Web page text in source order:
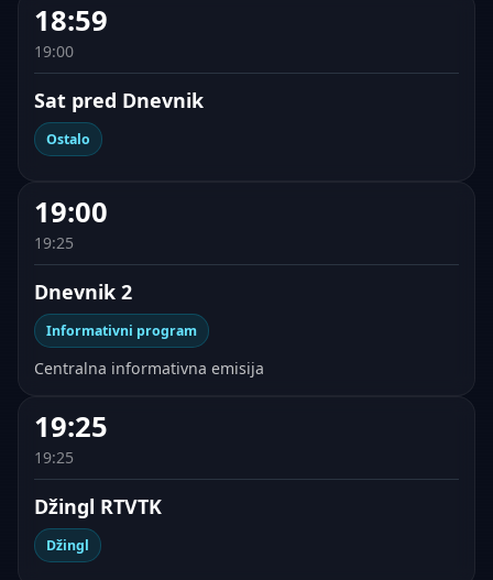
18:59
19:00
Sat pred Dnevnik
Ostalo
19:00
19:25
Dnevnik 2
Informativni program
Centralna informativna emisija
19:25
19:25
Džingl RTVTK
Džingl